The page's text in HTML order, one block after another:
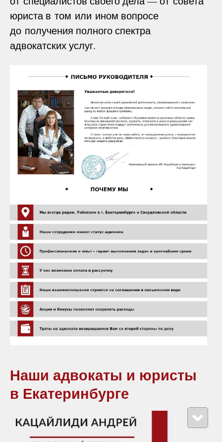
юриста в том или ином вопросе
до получения полного спектра
адвокатских услуг.
Наши адвокаты и юристы
в Екатеринбурге